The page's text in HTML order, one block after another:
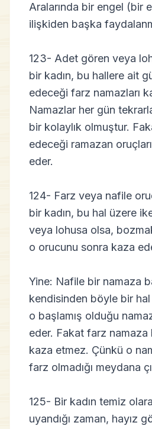
Aralarında bir engel (bir
ilişkiden başka
123- Adet gören veya
bir kadın, bu hallere ait
edeceği farz namazları
Namazlar her gün
bir kolaylık olmuştur.
edeceği ramazan
eder.
124- Farz veya nafile
bir kadın, bu hal üzere
veya lohusa olsa,
o orucunu sonra kaza
Yine: Nafile bir namaza
kendisinden böyle bir hal
o başlamış olduğu
eder. Fakat farz namaza
kaza etmez. Çünkü o
farz olmadığı meydana
125- Bir kadın temiz
uyandığı zaman, hayız